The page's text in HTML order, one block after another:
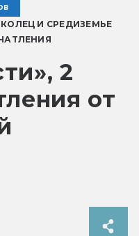
И СРЕДИЗЕМЬЕ
2
от